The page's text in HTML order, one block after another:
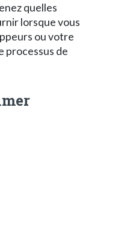
quelles
lorsque vous
ou votre
processus de